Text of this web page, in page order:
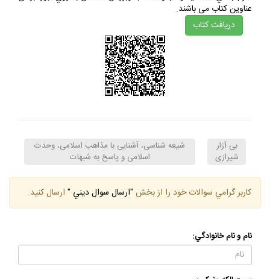
اكرم (صلّي الله عليه وآله) و اصحاب وبزرگان، ساختن بنا روي قبور، برخی
عناوین کتاب می باشند.
دريافت كتاب
بى‏ آزار
شيعه شناسى، آشنايى با مذاهب اسلامى، وحدت
كاربر گرامي سوالات خود را از بخش"ارسال سوال ديني "ارسال كنيد.
نام و نام خانوادگي: